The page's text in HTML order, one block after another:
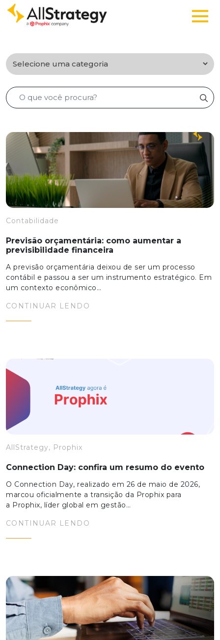
Contabilidade
Previsão orçamentária: como aumentar a
previsibilidade financeira
A previsão orçamentária deixou de ser um processo
contábil e passou a ser um instrumento estratégico. Em
um contexto econômico…
CONTINUAR LENDO
AllStrategy, Prophix
Connection Day: confira um resumo do evento
O Connection Day, realizado em 26 de maio de 2026,
marcou oficialmente a transição da Prophix para
a Prophix, líder global em gestão…
CONTINUAR LENDO